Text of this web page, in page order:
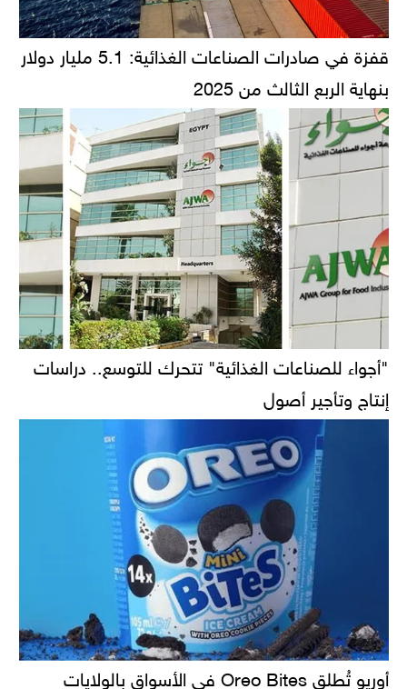
قفزة في صادرات الصناعات الغذائية: 5.1 مليار دولار
بنهاية الربع الثالث من 2025
"أجواء للصناعات الغذائية" تتحرك للتوسع.. دراسات
إنتاج وتأجير أصول
أوريو تُطلق Oreo Bites في الأسواق بالولايات